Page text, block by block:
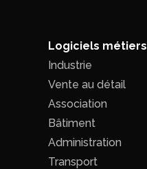
Logiciels métiers
Industrie
Vente au détail
Association
Bâtiment
Administration
Transport